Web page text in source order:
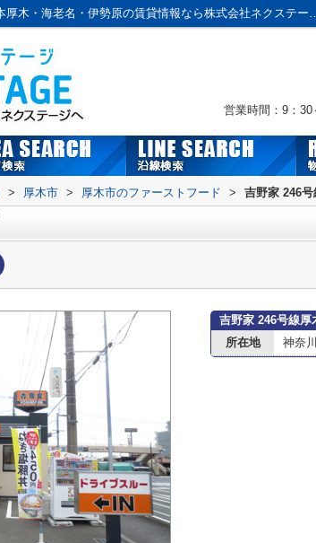
吉野家 246号線厚木妻田店情報ページ｜本厚木・海
営業時間：9：
> 厚木市 > 厚木市のファーストフード > 吉野家 246
吉野家 246号線厚
所在地
神奈